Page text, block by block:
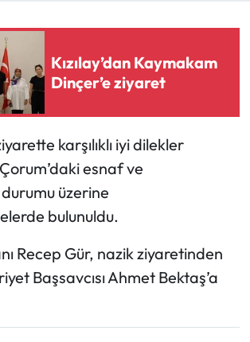
Kızılay’dan Kaymakam
Dinçer’e ziyaret
karşılıklı iyi dilekler
esnaf ve
üzerine
bulunuldu.
Recep Gür, nazik ziyaretinden
Başsavcısı Ahmet Bektaş’a
Haberleri